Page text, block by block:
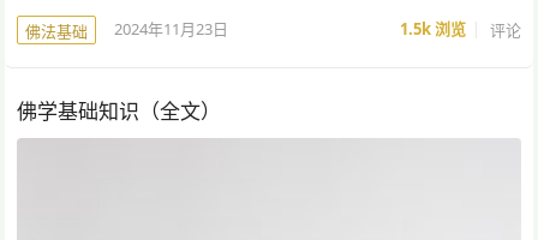
佛法基础 2024年11月23日 1.5k浏览 评论
佛学基础知识（全文）